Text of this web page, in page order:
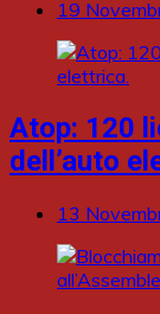
19
Atop: 120
dell’auto
13